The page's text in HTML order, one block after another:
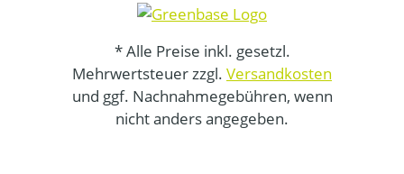
* Alle Preise inkl. gesetzl.
Mehrwertsteuer zzgl. Versandkosten
und ggf. Nachnahmegebühren, wenn
nicht anders angegeben.